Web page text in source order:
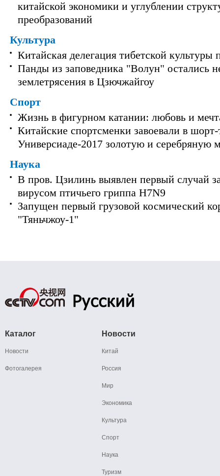
китайской экономики и углублении
преобразований
Культура
Китайская делегация тибетской культуры
Панды из заповедника "Волун" остались
землетрясения в Цзючжайгоу
Спорт
Жизнь в фигурном катании: любовь и
Китайские спортсменки завоевали в шорт-
Универсиаде-2017 золотую и серебряную
Наука
В пров. Цзилинь выявлен первый случай
вирусом птичьего гриппа H7N9
Запущен первый грузовой космический
"Тяньчжоу-1"
Каталог
Новости
Фотогалерея
Новости
Китай
Россия
Мир
Экономика
Культура
Спорт
Наука
Туризм